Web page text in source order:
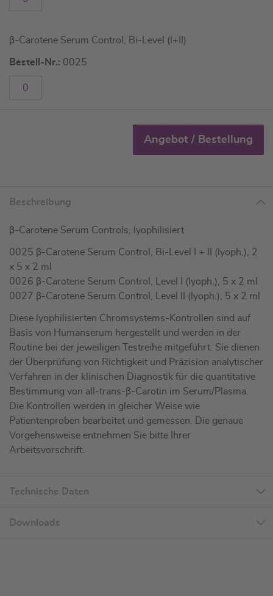
β-Carotene Serum Control, Bi-Level (I+II)
Bestell-Nr.: 0025
Angebot / Bestellung
Beschreibung
β-Carotene Serum Controls, lyophilisiert
0025 β-Carotene Serum Control, Bi-Level I + II (lyoph.), 2
x 5 x 2 ml
0026 β-Carotene Serum Control, Level I (lyoph.), 5 x 2 ml
0027 β-Carotene Serum Control, Level II (lyoph.), 5 x 2 ml
Diese lyophilisierten Chromsystems-Kontrollen sind auf
Basis von Humanserum hergestellt und werden in der
Routine bei der jeweiligen Testreihe mitgeführt. Sie dienen
der Überprüfung von Richtigkeit und Präzision analytischer
Verfahren in der klinischen Diagnostik für die quantitative
Bestimmung von all-trans-β-Carotin im Serum/Plasma.
Die Kontrollen werden in gleicher Weise wie
Patientenproben bearbeitet und gemessen. Die genaue
Vorgehensweise entnehmen Sie bitte Ihrer
Arbeitsvorschrift.
Technische Daten
Downloads